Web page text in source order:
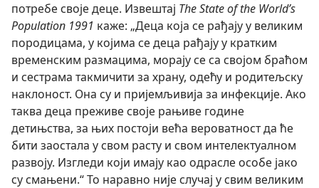
потребе своје деце. Извештај The State of the World’s
Population 1991 каже: „Деца која се рађају у великим
породицама, у којима се деца рађају у кратким
временским размацима, морају се са својом браћом
и сестрама такмичити за храну, одећу и родитељску
наклоност. Она су и пријемљивија за инфекције. Ако
таква деца преживе своје рањиве године
детињства, за њих постоји већа вероватност да ће
бити заостала у свом расту и свом интелектуалном
развоју. Изгледи који имају као одрасле особе јако
су смањени.“ То наравно није случај у свим великим